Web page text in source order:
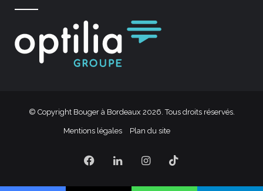
© Copyright Bouger à Bordeaux 2026. Tous droits réservés.
Mentions légales Plan du site
Facebook
LinkedinInstagram